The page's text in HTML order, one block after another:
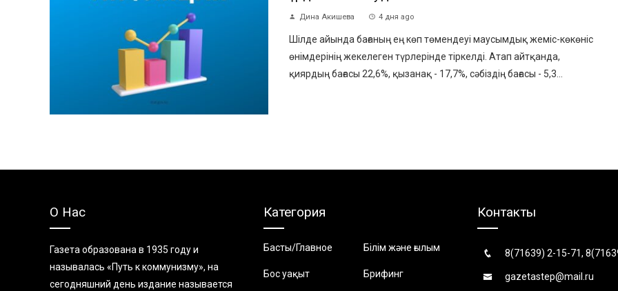
Дина Акишева 4 дня ago
Шілде айында бағаның ең көп төмендеуі маусымдық жеміс-көкөніс
өнімдерінің жекелеген түрлерінде тіркелді. Атап айтқанда,
қиярдың бағасы 22,6%, қызанақ - 17,7%, сәбіздің бағасы - 5,3...
О Нас
Газета образована в 1935 году и
называлась «Путь к коммунизму», на
сегодняшний день издание называется
Категория
Басты/Главное Білім және ғылым
Бос уақыт Брифинг
Контакты
8(71639) 2-15-71,
gazetastep@mail.ru